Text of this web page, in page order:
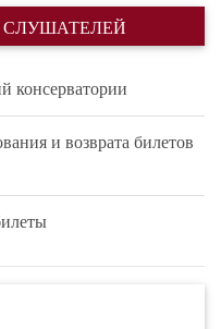
консерватории
и возврата билетов